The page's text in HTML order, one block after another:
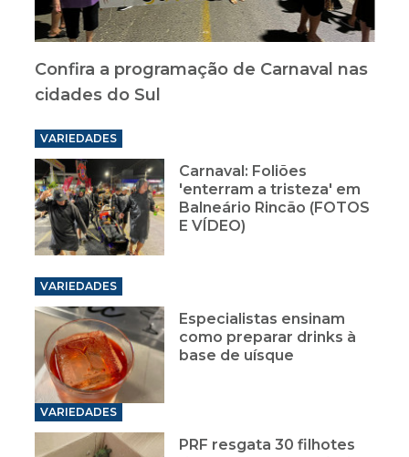
Confira a programação de Carnaval nas
cidades do Sul
VARIEDADES
Carnaval: Foliões
'enterram a tristeza' em
Balneário Rincão (FOTOS
E VÍDEO)
VARIEDADES
Especialistas ensinam
como preparar drinks à
base de uísque
VARIEDADES
PRF resgata 30 filhotes